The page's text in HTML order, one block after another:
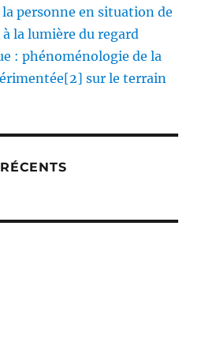
personne en situation de
la lumière du regard
: phénoménologie de la
sur le terrain